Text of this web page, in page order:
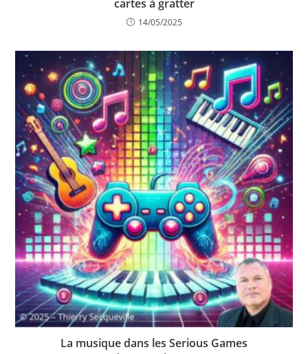
cartes à gratter
14/05/2025
La musique dans les Serious Games